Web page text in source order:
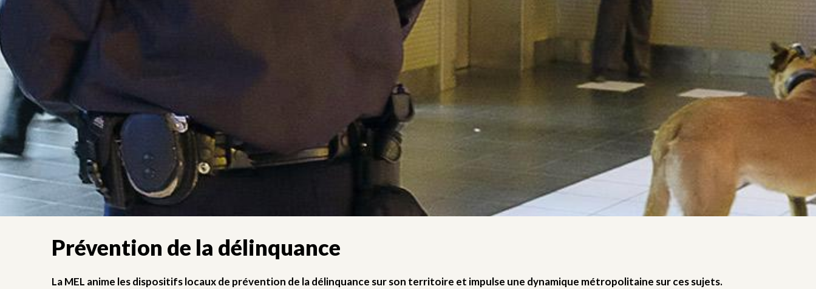
Prévention de la délinquance
La MEL anime les dispositifs locaux de prévention de la délinquance sur son territoire et impulse une dynamique métropolitaine sur ces sujets.